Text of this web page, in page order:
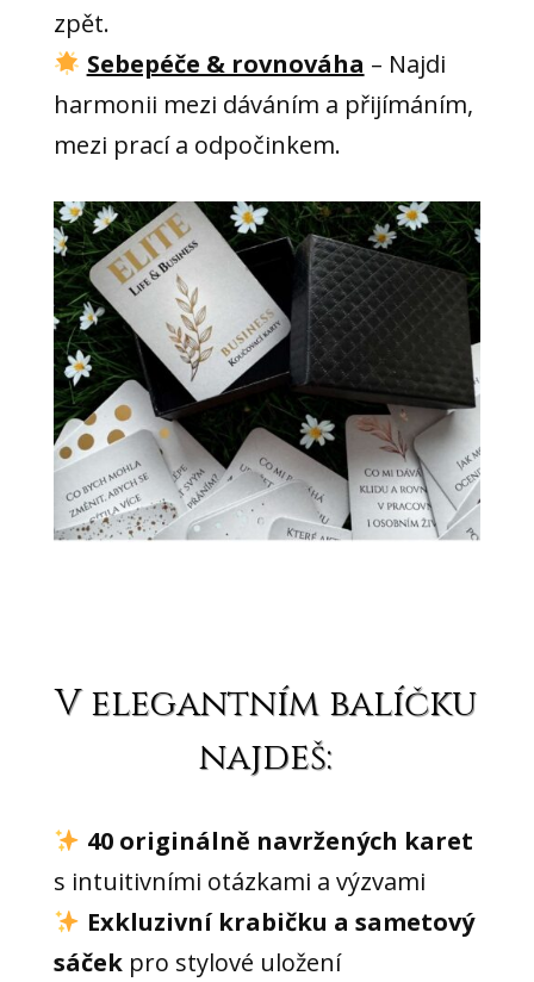
zpět.
Sebepéče & rovnováha – Najdi
harmonii mezi dáváním a přijímáním,
mezi prací a odpočinkem.
V elegantním balíčku
najdeš:
40 originálně navržených karet
s intuitivními otázkami a výzvami
Exkluzivní krabičku a sametový
sáčekpro stylové uložení